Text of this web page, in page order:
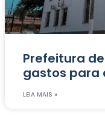
Prefeitura
gastos para
LEIA MAIS »